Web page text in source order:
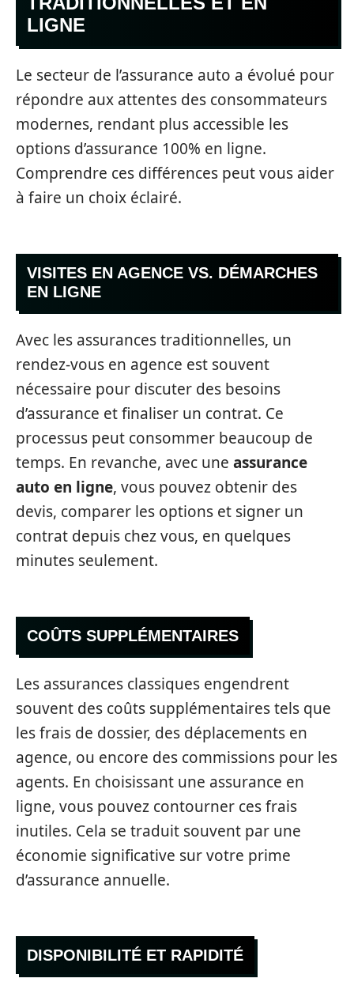
LIGNE
Le secteur de l’assurance auto a évolué pour
répondre aux attentes des consommateurs
modernes, rendant plus accessible les
options d’assurance 100% en ligne.
Comprendre ces différences peut vous aider
à faire un choix éclairé.
VISITES EN AGENCE VS. DÉMARCHES
EN LIGNE
Avec les assurances traditionnelles, un
rendez-vous en agence est souvent
nécessaire pour discuter des besoins
d’assurance et finaliser un contrat. Ce
processus peut consommer beaucoup de
temps. En revanche, avec une assurance
auto en ligne, vous pouvez obtenir des
devis, comparer les options et signer un
contrat depuis chez vous, en quelques
minutes seulement.
COÛTS SUPPLÉMENTAIRES
Les assurances classiques engendrent
souvent des coûts supplémentaires tels que
les frais de dossier, des déplacements en
agence, ou encore des commissions pour les
agents. En choisissant une assurance en
ligne, vous pouvez contourner ces frais
inutiles. Cela se traduit souvent par une
économie significative sur votre prime
d’assurance annuelle.
DISPONIBILITÉ ET RAPIDITÉ